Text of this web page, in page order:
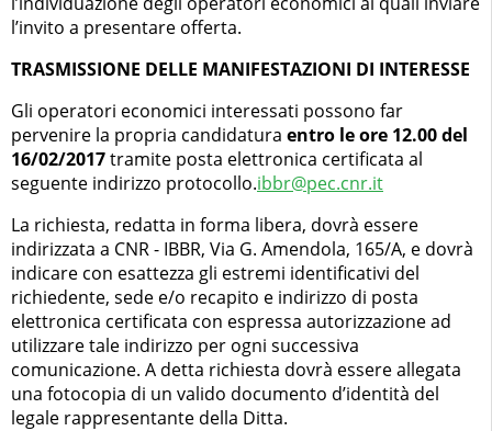
l’invito a presentare offerta.
TRASMISSIONE DELLE MANIFESTAZIONI DI INTERESSE
Gli operatori economici interessati possono far
pervenire la propria candidatura entro le ore 12.00 del
16/02/2017tramite posta elettronica certificata al
seguente indirizzo protocollo.ibbr@pec.cnr.it
La richiesta, redatta in forma libera, dovrà essere
indirizzata a CNR - IBBR, Via G. Amendola, 165/A, e dovrà
indicare con esattezza gli estremi identificativi del
richiedente, sede e/o recapito e indirizzo di posta
elettronica certificata con espressa autorizzazione ad
utilizzare tale indirizzo per ogni successiva
comunicazione. A detta richiesta dovrà essere allegata
una fotocopia di un valido documento d’identità del
legale rappresentante della Ditta.